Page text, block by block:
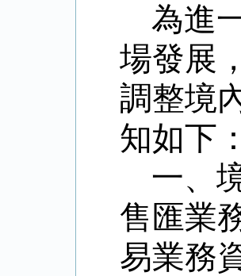
為進
場發展
調整境
知如下：
一、
售匯業
易業務